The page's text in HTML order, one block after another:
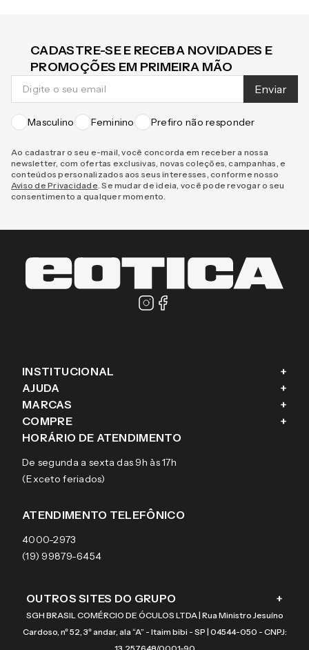
CADASTRE-SE E RECEBA NOVIDADES E
PROMOÇÕES EM PRIMEIRA MÃO
Enviar
Masculino Feminino Prefiro não responder
Ao cadastrar o seu e-mail, você concorda em receber a nossa
newsletter, com ofertas exclusivas, novas coleções, campanhas, e
conteúdos personalizados aos seus interesses, conforme nosso
Aviso de Privacidade . Se mudar de ideia, você pode revogar o seu
consentimento a qualquer momento.
INSTITUCIONAL +
Sobre a eÓtica
Aviso de privacidade
Termos e condições de uso
AJUDA +
Trocas e Devoluções
Pagamentos
Garantias
MARCAS +
Ray-Ban
Tecnol
Arnette
Burberry
COMPRE +
Óculos de sol
Lentes de contato
HORÁRIO DE ATENDIMENTO
De segunda a sexta das 9h às 17h
(Exceto feriados)
ATENDIMENTO TELEFÔNICO
4000-2973
(19) 99879-6454
OUTROS SITES DO GRUPO +
SGH BRASIL COMÉRCIO DE ÓCULOS LTDA | Rua Ministro Jesuíno
Cardoso, nº 52, 3º andar, ala “A” - Itaim bibi - SP | 04544-050 - CNPJ: